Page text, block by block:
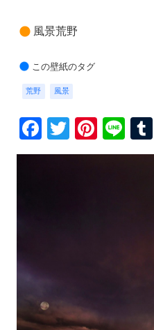
風景荒野
この壁紙のタグ
荒野 風景
Facebook
Twitter